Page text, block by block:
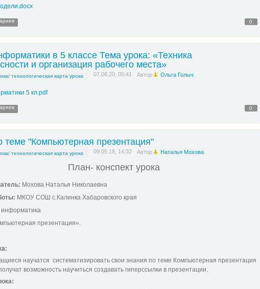
0
в 5 классе Тема урока: «Техника
и организация рабочего места»
технологическая карта урока 07.08.20, 05:41 Автор Ольга Голыч
5 кл.pdf
0
теме "Компьютерная презентация"
технологическая карта урока 09.05.18, 14:32 Автор Наталья Мохова
План- конспект урока
Мохова Наталья Николаевна
МКОУ СОШ с.Калинка Хабаровского края
информатика
презентация».
научатся систематизировать свои знания по теме Компьютерная презентация
возможность научиться создавать гиперссылки в презентации.